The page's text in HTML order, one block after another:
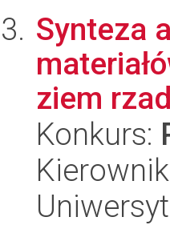
Synteza
ziem
Konkurs: